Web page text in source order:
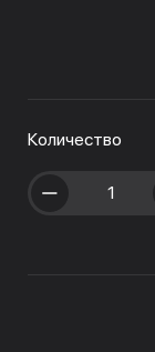
Количество